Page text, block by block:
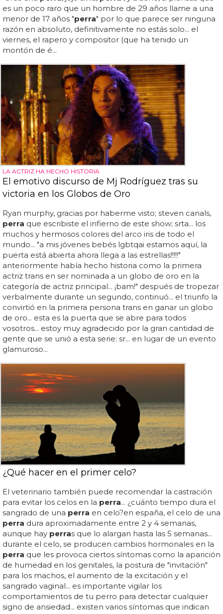
es un poco raro que un hombre de 29 años llame a una
menor de 17 años "perra" por lo que parece ser ninguna
razón en absoluto, definitivamente no estás solo... el
viernes, el rapero y compositor (que ha tenido un
montón de é...
LA ACTRIZ HA HECHO HISTORIA
El emotivo discurso de Mj Rodríguez tras su
victoria en los Globos de Oro
Ryan murphy, gracias por haberme visto; steven canals,
perra que escribiste el infierno de este show; srta... los
muchos y hermosos colores del arco iris de todo el
mundo... "a mis jóvenes bebés lgbtqai estamos aquí, la
puerta está abierta ahora llega a las estrellas!!!!!"
anteriormente había hecho historia como la primera
actriz trans en ser nominada a un globo de oro en la
categoría de actriz principal... ¡bam!" después de tropezar
verbalmente durante un segundo, continuó... el triunfo la
convirtió en la primera persona trans en ganar un globo
de oro... esta es la puerta que se abre para todos
vosotros... estoy muy agradecido por la gran cantidad de
gente que se unió a esta serie: sr... en lugar de un evento
glamuroso...
¿Qué hacer en el primer celo?
El veterinario también puede recomendar la castración
para evitar los celos en la perra... ¿cuánto tiempo dura el
sangrado de una perra en celo?en españa, el celo de una
perra dura aproximadamente entre 2 y 4 semanas,
aunque hay perras que lo alargan hasta las 5 semanas...
durante el celo, se producen cambios hormonales en la
perra que les provoca ciertos síntomas como la aparición
de humedad en los genitales, la postura de "invitación"
para los machos, el aumento de la excitación y el
sangrado vaginal... es importante vigilar los
comportamientos de tu perro para detectar cualquier
signo de ansiedad... existen varios síntomas que indican